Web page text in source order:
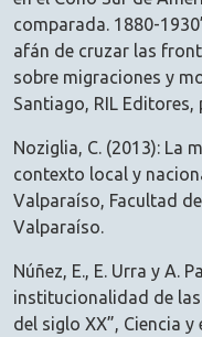
comparada. 1880-
afán de cruzar las
sobre migraciones y
Santiago, RIL Editores,
Noziglia, C. (2013): La
contexto local y
Valparaíso, Facultad
Valparaíso.
Núñez, E., E. Urra y A.
institucionalidad de
del siglo XX”, Ciencia